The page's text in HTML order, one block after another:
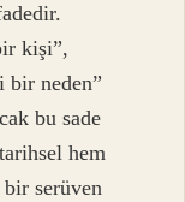
kişi”,
bir neden”
bu sade
hem
serüven